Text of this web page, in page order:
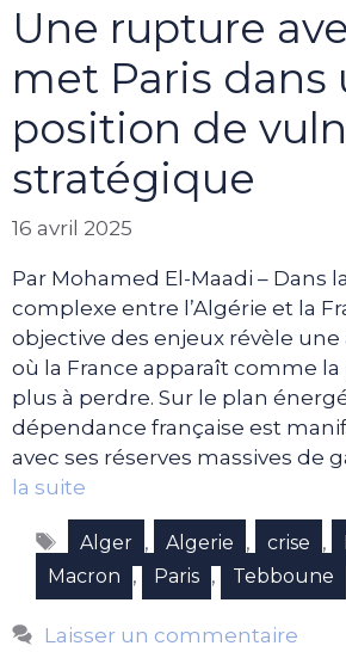
Une rupture
met Paris dans
position de
stratégique
16 avril 2025
Par Mohamed El-Maadi – Dans
complexe entre l’Algérie et la
objective des enjeux révèle
où la France apparaît comme la
plus à perdre. Sur le plan
dépendance française est
avec ses réserves massives de
la suite
Étiquettes
Alger , Algerie , crise ,
Macron , Paris , Tebboune
Laisser un commentaire